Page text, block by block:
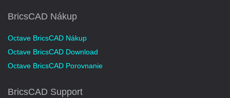
BricsCAD Nákup
Octave BricsCAD Nákup
Octave BricsCAD Download
Octave BricsCAD Porovnanie
BricsCAD Support